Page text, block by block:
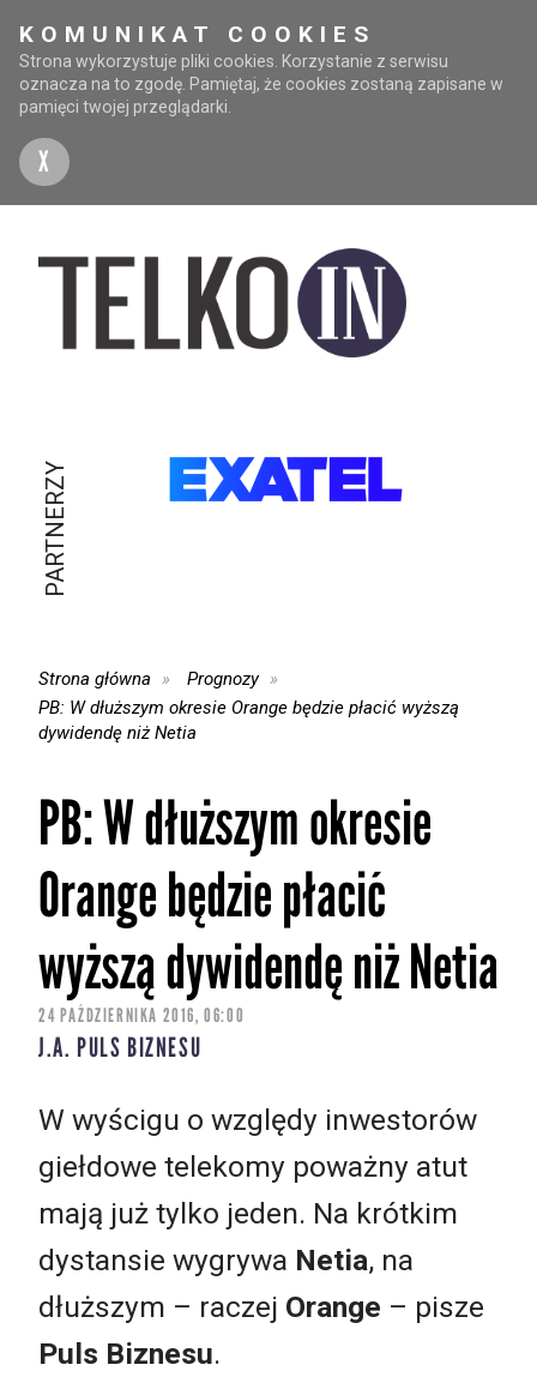
KOMUNIKAT COOKIES
Strona wykorzystuje pliki cookies. Korzystanie z serwisu
oznacza na to zgodę. Pamiętaj, że cookies zostaną zapisane w
pamięci twojej przeglądarki.
X
PARTNERZY
Strona główna
Prognozy
PB: W dłuższym okresie Orange będzie płacić wyższą
dywidendę niż Netia
PB: W dłuższym okresie
Orange będzie płacić
wyższą dywidendę niż Netia
24 PAŹDZIERNIKA 2016, 06:00
J.A. PULS BIZNESU
W wyścigu o względy inwestorów
giełdowe telekomy poważny atut
mają już tylko jeden. Na krótkim
dystansie wygrywa Netia, na
dłuższym – raczej Orange – pisze
Puls Biznesu.